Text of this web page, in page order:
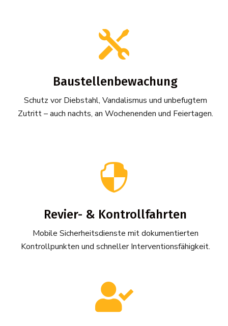

Baustellenbewachung
Schutz vor Diebstahl, Vandalismus und unbefugtem
Zutritt – auch nachts, an Wochenenden und Feiertagen.

Revier- & Kontrollfahrten
Mobile Sicherheitsdienste mit dokumentierten
Kontrollpunkten und schneller Interventionsfähigkeit.
